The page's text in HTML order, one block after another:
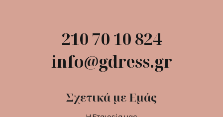
210 70 10 824
info@gdress.gr
Σχετικά με Εμάς